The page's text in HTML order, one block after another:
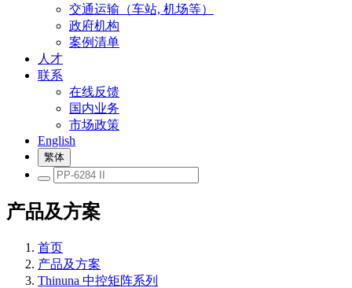
交通运输（车站, 机场等）
政府机构
案例清单
人才
联系
在线反馈
国内业务
市场政策
English
繁体
产品及方案
首页
产品及方案
Thinuna 中控矩阵系列